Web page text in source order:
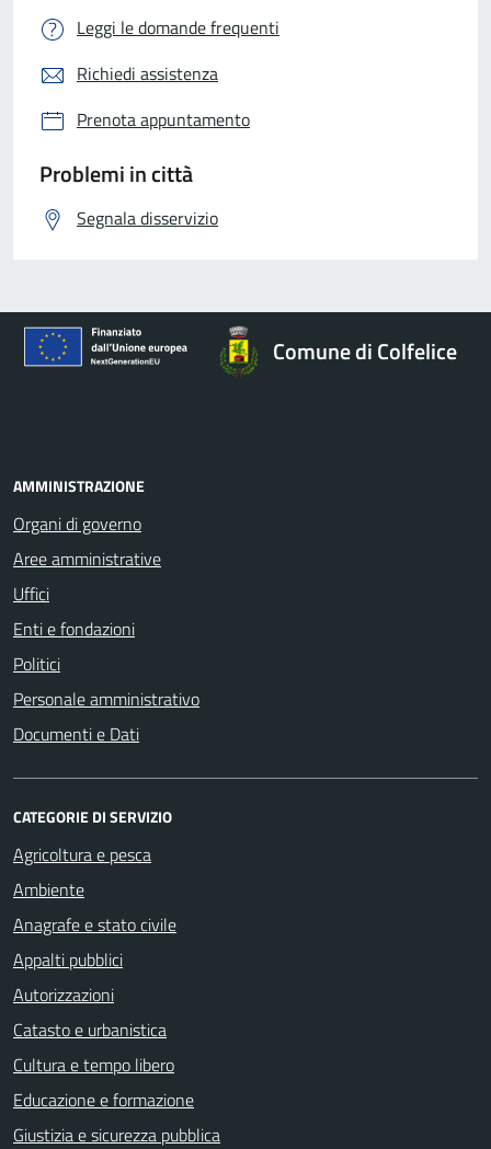
Leggi le domande frequenti
Richiedi assistenza
Prenota appuntamento
Problemi in città
Segnala disservizio
Comune di Colfelice
AMMINISTRAZIONE
Organi di governo
Aree amministrative
Uffici
Enti e fondazioni
Politici
Personale amministrativo
Documenti e Dati
CATEGORIE DI SERVIZIO
Agricoltura e pesca
Ambiente
Anagrafe e stato civile
Appalti pubblici
Autorizzazioni
Catasto e urbanistica
Cultura e tempo libero
Educazione e formazione
Giustizia e sicurezza pubblica